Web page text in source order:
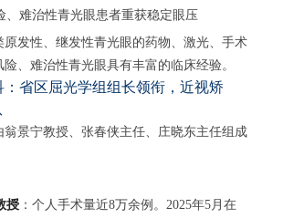
、难治性青光眼患者重获稳定眼压
原发性、继发性青光眼的药物、激光、手术
、难治性青光眼具有丰富的临床经验。
：省区屈光学组组长领衔，近视矫
翁景宁教授、张春侠主任、庄晓东主任组成
授 ：个人手术量近8万余例。2025年5月在